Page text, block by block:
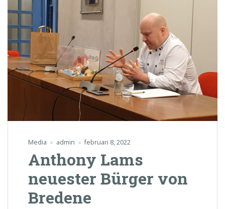
Media admin februari 8, 2022
Anthony Lams
neuester Bürger von
Bredene